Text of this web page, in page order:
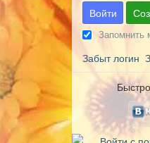
Войти
Запомнить
Забыт логин